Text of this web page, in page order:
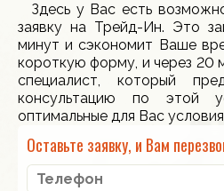
Здесь у Вас есть
заявку на Трейд-Ин. Это
минут и сэкономит Ваше
короткую форму, и через 20
специалист, который
консультацию по этой
оптимальные для Вас
Оставьте заявку, и Вам